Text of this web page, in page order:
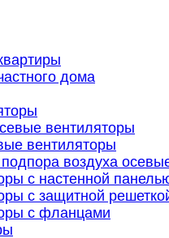
дома
вентиляторы
вентиляторы
воздуха
с настенной
с защитной
с фланцами